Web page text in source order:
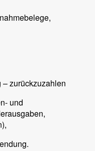
zurückzuzahlen
und